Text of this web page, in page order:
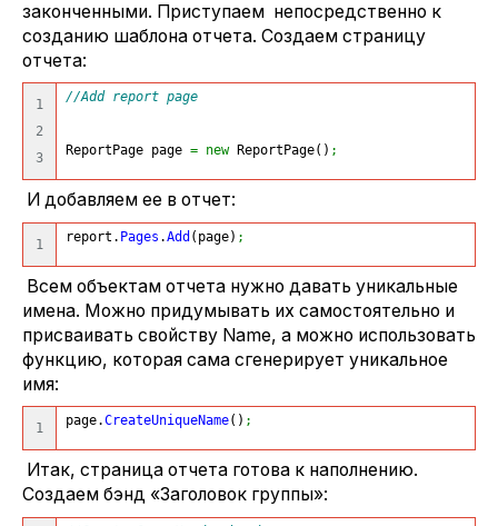
законченными. Приступаем непосредственно к
созданию шаблона отчета. Создаем страницу
отчета:
1
2
//Add report page
ReportPage page = new ReportPage( ) ;
И добавляем ее в отчет:
report. Pages .Add ( page) ;
Всем объектам отчета нужно давать уникальные
имена. Можно придумывать их самостоятельно и
присваивать свойству Name, а можно использовать
функцию, которая сама сгенерирует уникальное
имя:
page.CreateUniqueName( ) ;
Итак, страница отчета готова к наполнению.
Создаем бэнд «Заголовок группы»: